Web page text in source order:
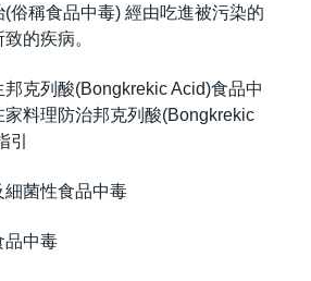
俗稱食品中毒) 經由吃進被污染的
的疾病。
克列酸(Bongkrekic Acid)食品中
料理防治邦克列酸(Bongkrekic
引
菌性食品中毒
品中毒